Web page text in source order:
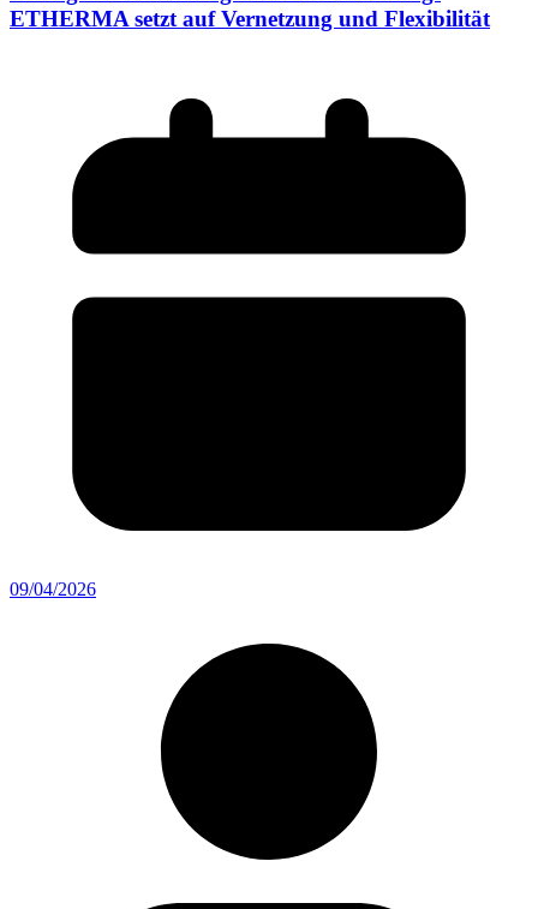
ETHERMA setzt auf Vernetzung und Flexibilität
09/04/2026